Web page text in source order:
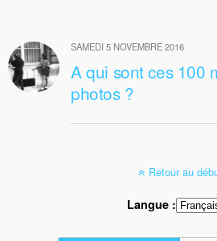
SAMEDI 5 NOVEMBRE 2016
A qui sont ces 100
photos ?
Retour au
Langue :